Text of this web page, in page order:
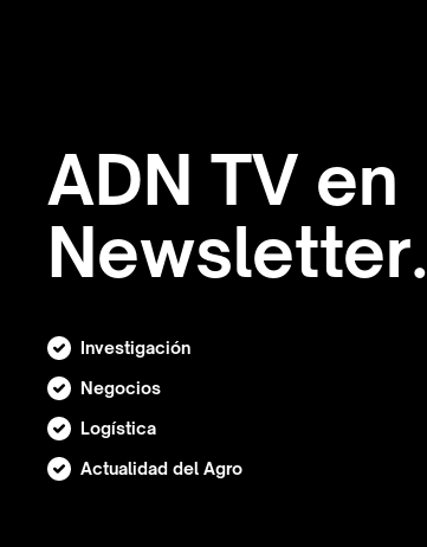
ADN TV en
Newsletter.
Investigación
Negocios
Logística
Actualidad del Agro